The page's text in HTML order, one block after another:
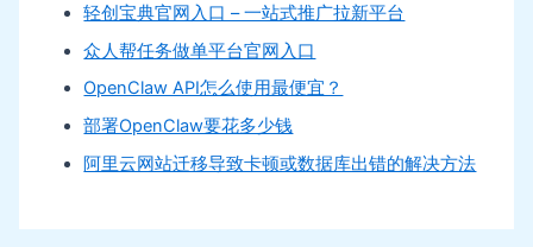
轻创宝典官网入口 – 一站式推广拉新平台
众人帮任务做单平台官网入口
OpenClaw API怎么使用最便宜？
部署OpenClaw要花多少钱
阿里云网站迁移导致卡顿或数据库出错的解决方法